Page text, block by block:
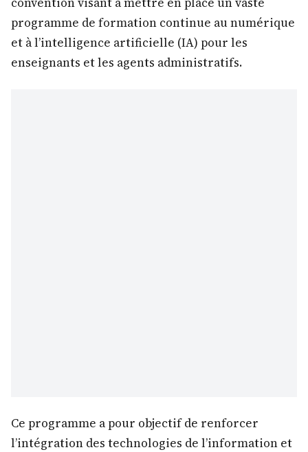
programme de formation continue au numérique
et à l’intelligence artificielle (IA) pour les
enseignants et les agents administratifs.
Ce programme a pour objectif de renforcer
l’intégration des technologies de l’information et